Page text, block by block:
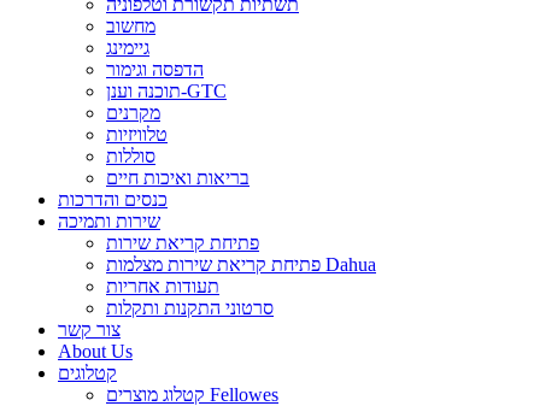
תשתיות תקשורת וטלפוניה
מחשוב
גיימינג
הדפסה וגימור
תוכנה וענן-GTC
מקרנים
טלוויזיות
סוללות
בריאות ואיכות חיים
כנסים והדרכות
שירות ותמיכה
פתיחת קריאת שירות
פתיחת קריאת שירות מצלמות Dahua
תעודות אחריות
סרטוני התקנות ותקלות
צור קשר
About Us
קטלוגים
קטלוג מוצרים Fellowes